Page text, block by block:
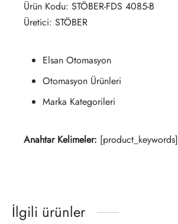
Ürün Kodu: STÖBER-FDS 4085-B
Üretici: STÖBER
Elsan Otomasyon
Otomasyon Ürünleri
Marka Kategorileri
Anahtar Kelimeler: [product_keywords]
İlgili ürünler